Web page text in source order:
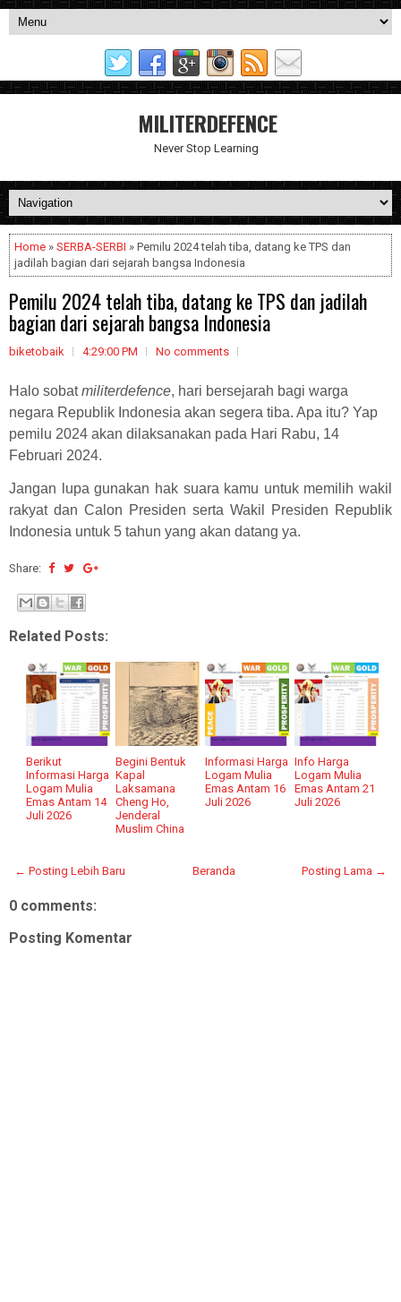
MILITERDEFENCE
Never Stop Learning
Home » SERBA-SERBI » Pemilu 2024 telah tiba, datang ke TPS dan
jadilah bagian dari sejarah bangsa Indonesia
Pemilu 2024 telah tiba, datang ke TPS dan jadilah
bagian dari sejarah bangsa Indonesia
biketobaik 4:29:00 PM No comments
Halo sobatmiliterdefence, hari bersejarah bagi warga
negara Republik Indonesia akan segera tiba. Apa itu? Yap
pemilu 2024 akan dilaksanakan pada Hari Rabu, 14
Februari 2024.
Jangan lupa gunakan hak suara kamu untuk memilih wakil
rakyat dan Calon Presiden serta Wakil Presiden Republik
Indonesia untuk 5 tahun yang akan datang ya.
Share:
Related Posts:
Berikut
Informasi Harga
Logam Mulia
Emas Antam 14
Juli 2026
Begini Bentuk
Kapal
Laksamana
Cheng Ho,
Jenderal
Muslim China
Informasi Harga
Logam Mulia
Emas Antam 16
Juli 2026
Info Harga
Logam Mulia
Emas Antam 21
Juli 2026
← Posting Lebih Baru Posting Lama →
Beranda
0 comments:
Posting Komentar